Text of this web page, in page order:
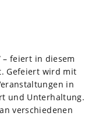
– fei­ert in die­sem
Gefei­ert wird mit
in
und Unter­hal­tung.
ver­schie­de­nen